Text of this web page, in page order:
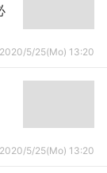
2020/5/25(Mo) 13:20
2020/5/25(Mo) 13:20